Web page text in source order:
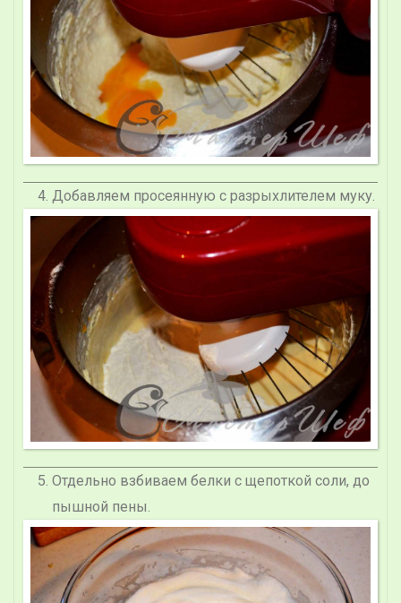
Добавляем просеянную с разрыхлителем муку.
Отдельно взбиваем белки с щепоткой соли, до
пышной пены.